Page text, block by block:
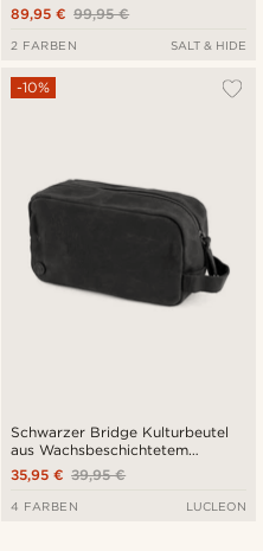
99,95 €
89,95 €
2 FARBEN SALT & HIDE
Schwarzer Bridge Kulturbeutel
aus Wachsbeschichtetem
Leinenstoff
-10%
39,95 €
35,95 €
4 FARBEN LUCLEON